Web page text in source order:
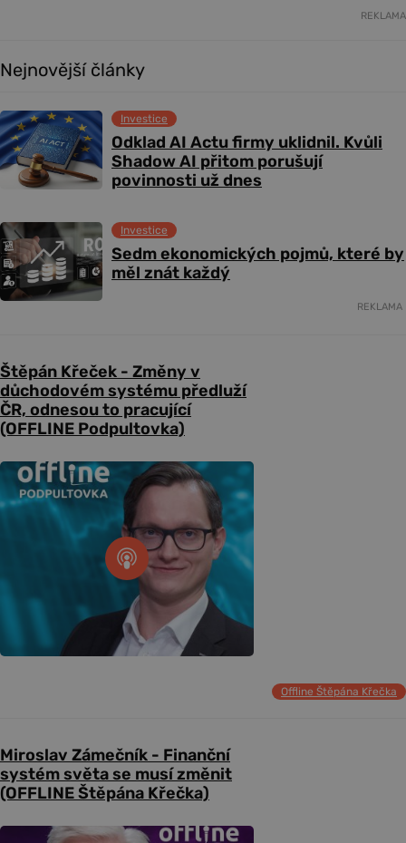
REKLAMA
Nejnovější články
Odklad AI Actu firmy uklidnil. Kvůli
Shadow AI přitom porušují
povinnosti už dnes
Investice
Sedm ekonomických pojmů, které by
měl znát každý
Investice
REKLAMA
Štěpán Křeček - Změny v
důchodovém systému předluží
ČR, odnesou to pracující
(OFFLINE Podpultovka)
Offline Štěpána Křečka
Miroslav Zámečník - Finanční
systém světa se musí změnit
(OFFLINE Štěpána Křečka)